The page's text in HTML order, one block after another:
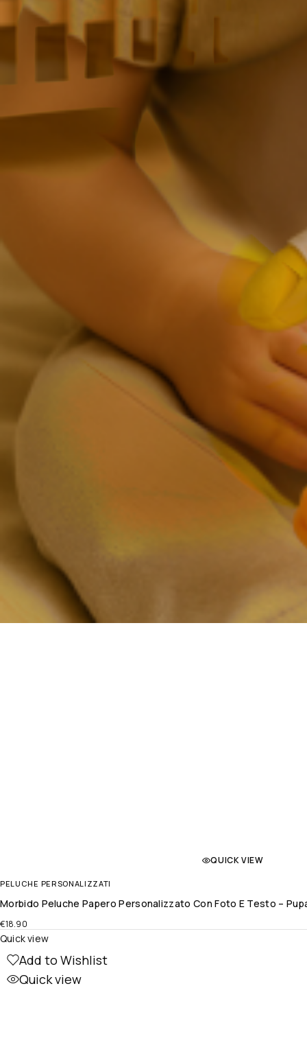
QUICK VIEW
PELUCHE PERSONALIZZATI
Morbido Peluche Papero Personalizzato Con Foto E Testo –
€18.90
Add to Wishlist
Quick view
Quick view